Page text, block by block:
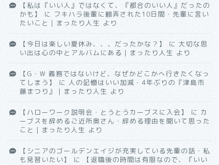
【私は『いい人』ではなくて、『都合のいい人』だったの
かも】
に フキハラ後輩に翻弄された10日間・先輩に言い
たいこと｜まったり人生 より
【今日は楽しい夏休み、、、だったかな？】 に 大切な思
い出は心の中とアルバムにある｜まったり人生 より
【G・W 義務ではないけど、なぜかどこかへ行きたくなっ
てしまう】
に 人の記憶はいい加減・4年ぶりの『津島市
藤まつり』｜まったり人生 より
【ハローワーク説明会・とうとうカーブスに入会】 に カ
ーブスを辞めるご近所奥さん・辞める理由を聞いて思った
こと｜まったり人生 より
【シニアのゴールデンエイジが充実している先輩の話・私
も見習いたい】
に
【退職後の時間は有限なので、『いい